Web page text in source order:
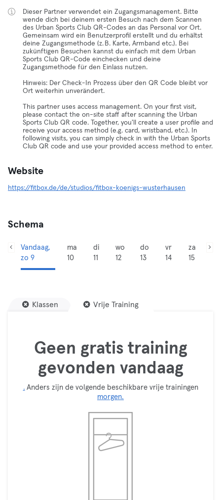
Dieser Partner verwendet ein Zugangsmanagement. Bitte
wende dich bei deinem ersten Besuch nach dem Scannen
des Urban Sports Club QR-Codes an das Personal vor Ort.
Gemeinsam wird ein Benutzerprofil erstellt und du erhältst
deine Zugangsmethode (z. B. Karte, Armband etc.). Bei
zukünftigen Besuchen kannst du einfach mit dem Urban
Sports Club QR-Code einchecken und deine
Zugangsmethode für den Einlass nutzen.
Hinweis: Der Check-In Prozess über den QR Code bleibt vor
Ort weiterhin unverändert.
This partner uses access management. On your first visit,
please contact the on-site staff after scanning the Urban
Sports Club QR code. Together, you'll create a user profile and
receive your access method (e.g. card, wristband, etc.). In
following visits, you can simply check in with the Urban Sports
Club QR code and use your provided access method to enter.
Website
https://fitbox.de/de/studios/fitbox-koenigs-wusterhausen
Schema
Vandaag,
zo 9
ma
10
di
11
wo
12
do
13
vr
14
za
15
Klassen Vrije Training
Geen gratis training
gevonden vandaag
. Anders zijn de volgende beschikbare vrije trainingen
morgen.